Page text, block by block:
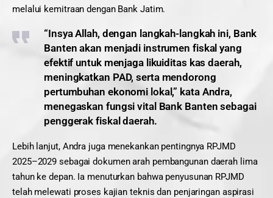
melalui kemitraan dengan Bank Jatim.
“Insya Allah, dengan langkah-langkah ini, Bank
Banten akan menjadi instrumen fiskal yang
efektif untuk menjaga likuiditas kas daerah,
meningkatkan PAD, serta mendorong
pertumbuhan ekonomi lokal,” kata Andra,
menegaskan fungsi vital Bank Banten sebagai
penggerak fiskal daerah.
Lebih lanjut, Andra juga menekankan pentingnya RPJMD
2025–2029 sebagai dokumen arah pembangunan daerah lima
tahun ke depan. Ia menuturkan bahwa penyusunan RPJMD
telah melewati proses kajian teknis dan penjaringan aspirasi